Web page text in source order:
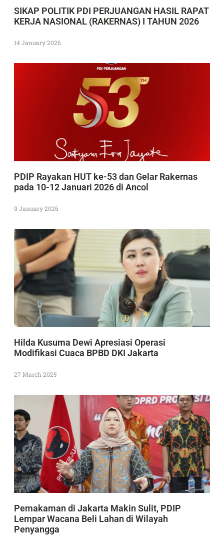
SIKAP POLITIK PDI PERJUANGAN HASIL RAPAT
KERJA NASIONAL (RAKERNAS) I TAHUN 2026
14 January 2026
PDIP Rayakan HUT ke-53 dan Gelar Rakernas
pada 10-12 Januari 2026 di Ancol
9 January 2026
Hilda Kusuma Dewi Apresiasi Operasi
Modifikasi Cuaca BPBD DKI Jakarta
27 March 2025
Pemakaman di Jakarta Makin Sulit, PDIP
Lempar Wacana Beli Lahan di Wilayah
Penyangga